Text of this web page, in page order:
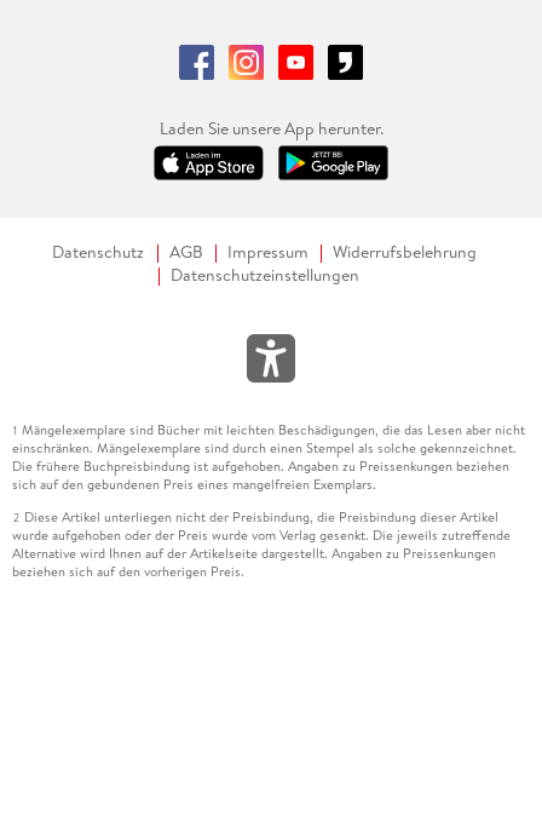
Laden Sie unsere App herunter.
Datenschutz AGB Impressum
Widerrufsbelehrung
Datenschutzeinstellungen
1 Mängelexemplare sind Bücher mit leichten Beschädigungen, die das Lesen aber nicht
einschränken. Mängelexemplare sind durch einen Stempel als solche gekennzeichnet.
Die frühere Buchpreisbindung ist aufgehoben. Angaben zu Preissenkungen beziehen
sich auf den gebundenen Preis eines mangelfreien Exemplars.
2 Diese Artikel unterliegen nicht der Preisbindung, die Preisbindung dieser Artikel
wurde aufgehoben oder der Preis wurde vom Verlag gesenkt. Die jeweils zutreffende
Alternative wird Ihnen auf der Artikelseite dargestellt. Angaben zu Preissenkungen
beziehen sich auf den vorherigen Preis.